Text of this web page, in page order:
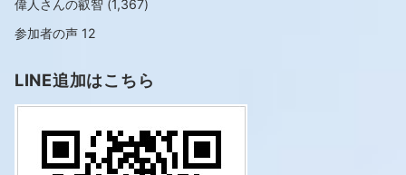
偉人さんの叡智 (1,367)
参加者の声 12
LINE追加はこちら